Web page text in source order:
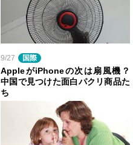
9/27 国際
AppleがiPhoneの次は扇風機？
中国で見つけた面白パクリ商品た
ち